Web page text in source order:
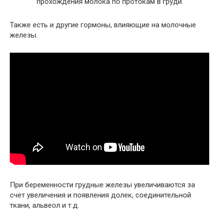
Также есть и другие гормоны, влияющие на молочные
железы.
При беременности грудные железы увеличиваются за
счет увеличения и появления долек, соединительной
ткани, альвеол и т.д.